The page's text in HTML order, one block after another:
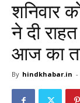
शनिवार
ने दी
आज का
By hindkhabar.in -